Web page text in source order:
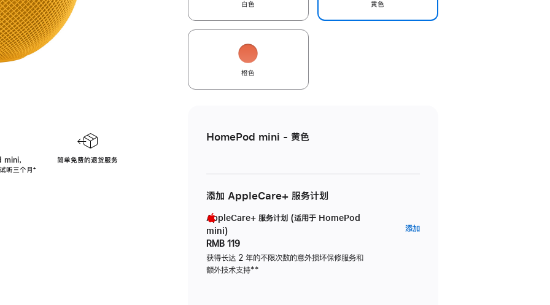
，
听三个月脚
⁺
简单免费的退货服务
白色 黄色
橙色
HomePod mini - 黄色
添加 AppleCare+ 服务计划
AppleCare+ 服务计划 (适用于 HomePod
mini)
RMB 119
获得长达 2 年的不限次数的意外损坏保修服务和
额外技术支持脚
**
添加AppleCare+